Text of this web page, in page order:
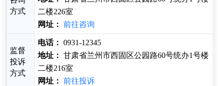
方式
二楼226室
网址： 前往咨询
监督
投诉
方式
电话： 0931-12345
地址： 甘肃省兰州市西固区公园路60号统办1号楼
二楼216室
网址： 前往投诉